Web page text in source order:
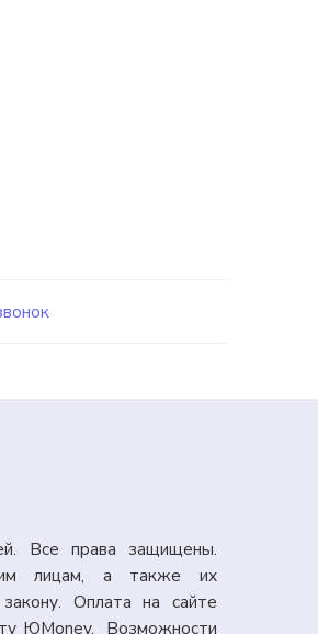
Все права защищены.
лицам, а также их
Оплата на сайте
ЮMoney. Возможности